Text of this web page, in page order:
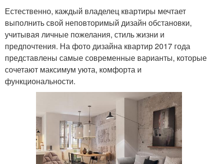
Естественно, каждый владелец квартиры мечтает
выполнить свой неповторимый дизайн обстановки,
учитывая личные пожелания, стиль жизни и
предпочтения. На фото дизайна квартир 2017 года
представлены самые современные варианты, которые
сочетают максимум уюта, комфорта и
функциональности.